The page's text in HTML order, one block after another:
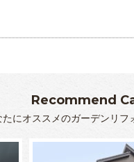
Recommend
たにオススメのガーデンリフ